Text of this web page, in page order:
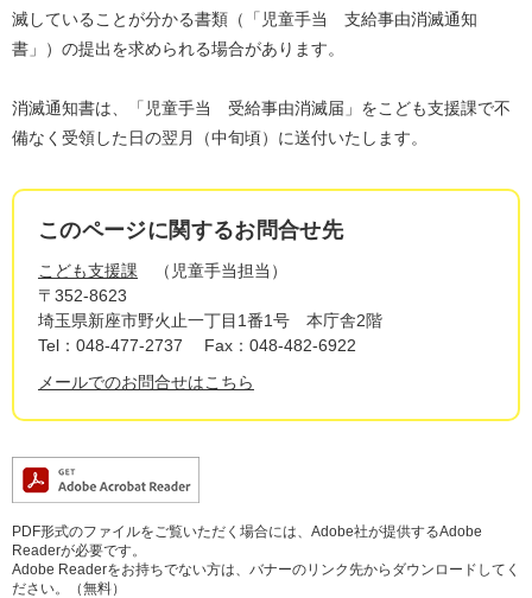
滅していることが分かる書類（「児童手当 支給事由消滅通知
書」）の提出を求められる場合があります。
消滅通知書は、「児童手当 受給事由消滅届」をこども支援課で不
備なく受領した日の翌月（中旬頃）に送付いたします。
このページに関するお問合せ先
こども支援課
児童手当担当
〒352-8623
埼玉県新座市野火止一丁目1番1号 本庁舎2階
Tel：048-477-2737
Fax：048-482-6922
メールでのお問合せはこちら
PDF形式のファイルをご覧いただく場合には、Adobe社が提供するAdobe
Readerが必要です。
Adobe Readerをお持ちでない方は、バナーのリンク先からダウンロードしてく
ださい。（無料）